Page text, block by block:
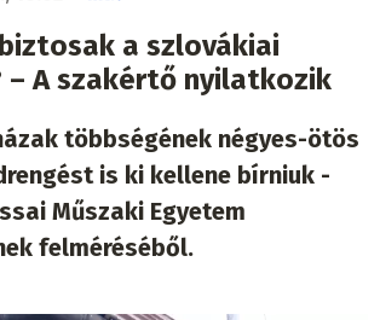
a szlovákiai
– A szakértő nyilatkozik
többségének négyes-ötös
is ki kellene bírniuk -
Műszaki Egyetem
felméréséből.